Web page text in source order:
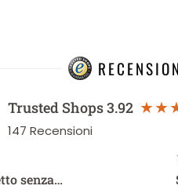
Trusted Shops3.92
147 Recensioni
senza…